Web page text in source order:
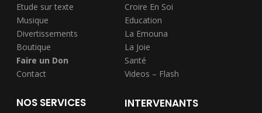
Etude sur texte
Musique
Divertissements
Boutique
Faire un Don
Contact
Croire En Soi
Education
La Emouna
La Joie
Santé
Videos – Flash
NOS SERVICES INTERVENANTS